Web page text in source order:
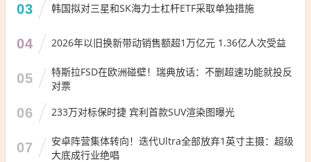
03 韩国拟对三星和SK海力士杠杆ETF采取单独措施
04 2026年以旧换新带动销售额超1万亿元 1.36亿人次受益
05
特斯拉FSD在欧洲碰壁！瑞典放话：不删超速功能就投反
对票
06 233万对标保时捷 宾利首款SUV渲染图曝光
07
安卓阵营集体转向！迭代Ultra全部放弃1英寸主摄：超级
大底成行业绝唱